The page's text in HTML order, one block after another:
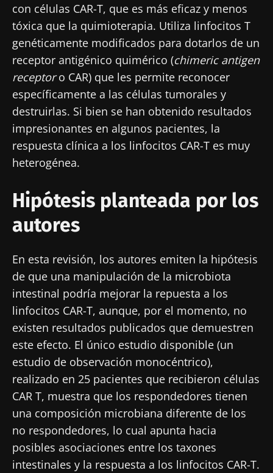
con células CAR-T, que es más eficaz y menos
tóxica que la quimioterapia. Utiliza linfocitos T
genéticamente modificados para dotarlos de un
receptor antigénico quimérico (chimeric antigen
receptoro CAR) que les permite reconocer
específicamente a las células tumorales y
destruirlas. Si bien se han obtenido resultados
impresionantes en algunos pacientes, la
respuesta clínica a los linfocitos CAR-T es muy
heterogénea.
Hipótesis planteada por los
autores
En esta revisión, los autores emiten la hipótesis
de que una manipulación de la microbiota
intestinal podría mejorar la repuesta a los
linfocitos CAR-T, aunque, por el momento, no
existen resultados publicados que demuestren
este efecto. El único estudio disponible (un
estudio de observación monocéntrico),
realizado en 25 pacientes que recibieron células
CAR T, muestra que los respondedores tienen
una composición microbiana diferente de los
no respondedores, lo cual apunta hacia
posibles asociaciones entre los taxones
intestinales y la respuesta a los linfocitos CAR-T.